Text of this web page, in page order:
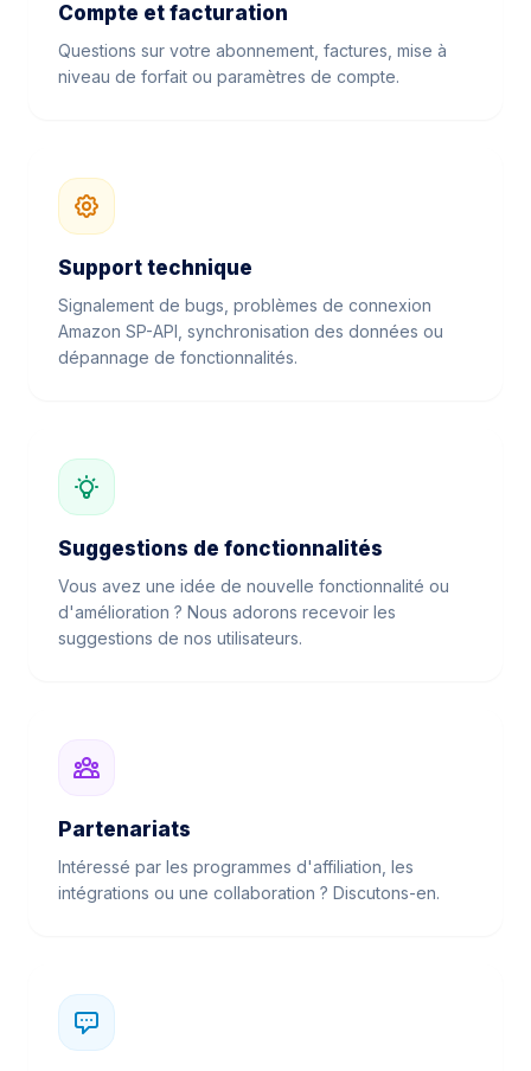
Compte et facturation
Questions sur votre abonnement, factures, mise à
niveau de forfait ou paramètres de compte.
Support technique
Signalement de bugs, problèmes de connexion
Amazon SP-API, synchronisation des données ou
dépannage de fonctionnalités.
Suggestions de fonctionnalités
Vous avez une idée de nouvelle fonctionnalité ou
d'amélioration ? Nous adorons recevoir les
suggestions de nos utilisateurs.
Partenariats
Intéressé par les programmes d'affiliation, les
intégrations ou une collaboration ? Discutons-en.